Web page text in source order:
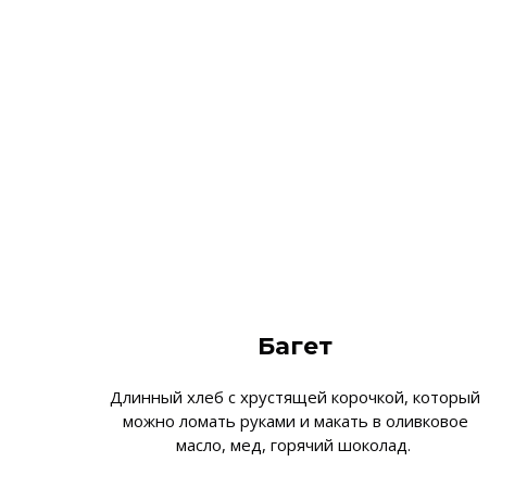
Багет
Длинный хлеб с хрустящей корочкой, который
можно ломать руками и макать в оливковое
масло, мед, горячий шоколад.